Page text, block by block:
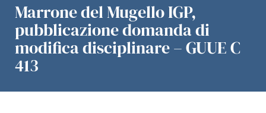
Marrone del Mugello IGP,
pubblicazione domanda di
modifica disciplinare – GUUE C
413